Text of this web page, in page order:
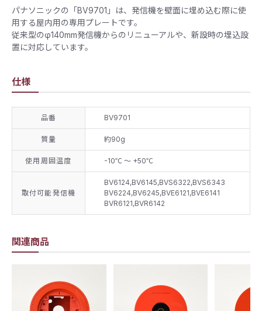
関連商品
パナソニックの「BV9701」は、発信機を壁面に埋め込む際に使
用する屋内用の専用プレートです。
従来型のφ140mm発信機からのリニューアルや、新設時の埋込設
置に対応しています。
仕様
品番 BV9701
質量 約90g
使用周囲温度 -10℃ ～ +50℃
取付可能発信機
BV6124,BV6145,BVS6322,BVS6343
BV6224,BV6245,BVE6121,BVE6141
BVR6121,BVR6142